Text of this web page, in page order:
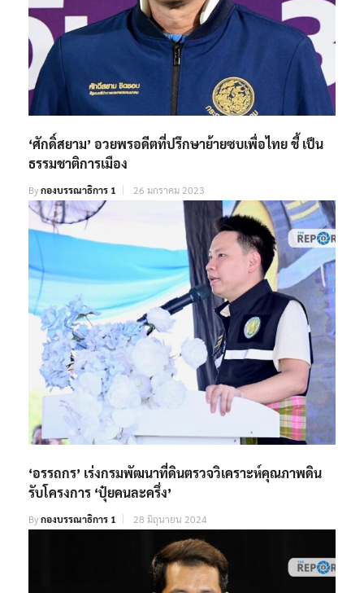
‘ศักดิ์สยาม’ อวยพรอดีตที่ปรึกษาย้ายซบเพื่อไทย ชี้ เป็น
ธรรมชาติการเมือง
Byกองบรรณาธิการ 1 26 มกราคม 2023
‘อรรถกร’ เร่งกรมพัฒนาที่ดินตรวจวิเคราะห์คุณภาพดิน
รับโครงการ ‘ปุ๋ยคนละครึ่ง’
Byกองบรรณาธิการ 1 28 มิถุนายน 2024